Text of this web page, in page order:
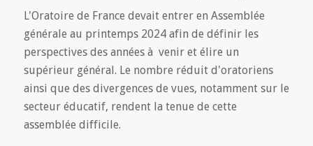
L'Oratoire de France devait entrer en Assemblée
générale au printemps 2024 afin de définir les
perspectives des années à venir et élire un
supérieur général. Le nombre réduit d'oratoriens
ainsi que des divergences de vues, notamment sur le
secteur éducatif, rendent la tenue de cette
assemblée difficile.